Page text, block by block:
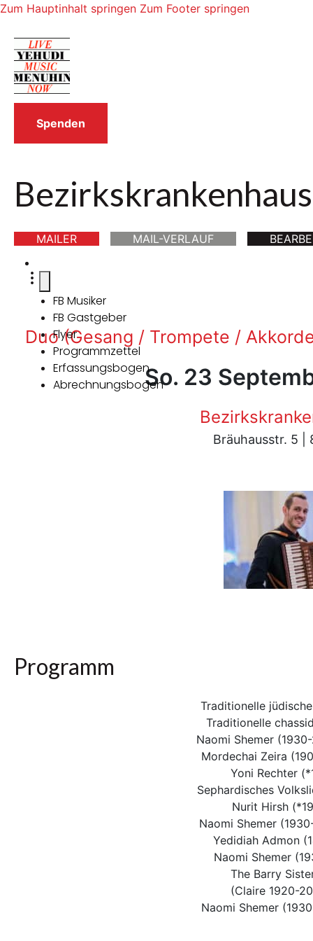
Zum Hauptinhalt springen Zum Footer springen
Spenden
MAILER MAIL-VERLAUF
FB Musiker
FB Gastgeber
Flyer
Programmzettel
Erfassungsbogen
Abrechnungsbogen
Duo (Gesang / Trompete /
So. 23
Bräuhausstr. 5 |
Programm
Traditionelle
Traditionelle
Naomi Shemer
Mordechai Zeira
Yoni Rechter
Sephardisches
Nurit Hirsh
Naomi Shemer
Yedidiah Admon
Naomi Shemer
The Barry
(Claire 1920-
Naomi Shemer